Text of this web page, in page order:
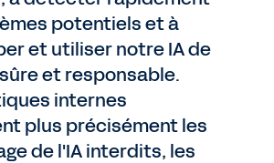
potentiels et à
et utiliser notre IA de
et responsable.
internes
plus précisément les
de l'IA interdits, les